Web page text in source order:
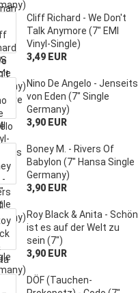
Cliff Richard - We Don't
Talk Anymore (7" EMI
Vinyl-Single)
3,49 EUR
Nino De Angelo - Jenseits
von Eden (7" Single
Germany)
3,90 EUR
Boney M. - Rivers Of
Babylon (7" Hansa Single
Germany)
3,90 EUR
Roy Black & Anita - Schön
ist es auf der Welt zu
sein (7")
3,90 EUR
DÖF (Tauchen-